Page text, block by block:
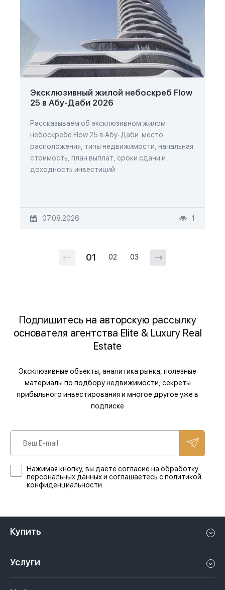
Эксклюзивный жилой небоскреб Flow
25 в Абу-Даби 2026
Рассказываем об эксклюзивном жилом
небоскребе Flow 25 в Абу-Даби: место
расположения, типы недвижимости, начальная
стоимость, план выплат, сроки сдачи и
доходность инвестиций
07.08.2026 1
01 02 03
Подпишитесь на авторскую рассылку
основателя агентства Elite & Luxury Real
Estate
Эксклюзивные объекты, аналитика рынка, полезные
материалы по подбору недвижимости, секреты
прибыльного инвестирования и многое другое уже в
подписке
Нажимая кнопку, вы даёте согласие на обработку
персональных данных и соглашаетесь с политикой
конфиденциальности.
Купить
Услуги